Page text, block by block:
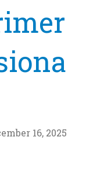
16, 2025